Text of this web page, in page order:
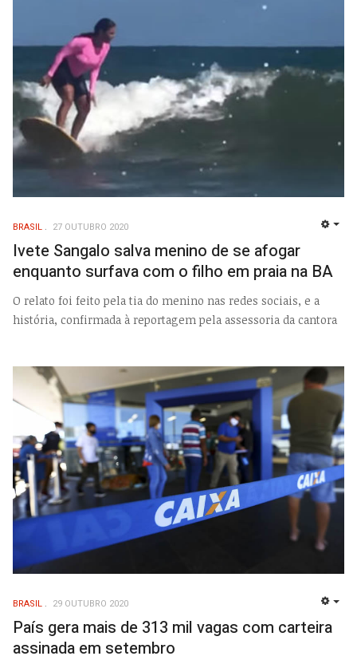
BRASIL 27 OUTUBRO 2020
Ivete Sangalo salva menino de se afogar
enquanto surfava com o filho em praia na BA
O relato foi feito pela tia do menino nas redes sociais, e a
história, confirmada à reportagem pela assessoria da cantora
BRASIL 29 OUTUBRO 2020
País gera mais de 313 mil vagas com carteira
assinada em setembro